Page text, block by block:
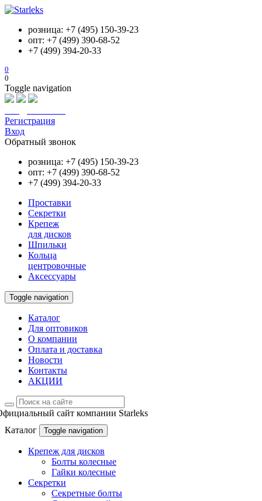
розница: +7 (495) 150-39-23
опт: +7 (499) 390-68-52
+7 (499) 394-20-33
0
0
Toggle navigation
Регистрация
Вход
Обратный звонок
розница: +7 (495) 150-39-23
опт: +7 (499) 390-68-52
+7 (499) 394-20-33
Проставки
Секретки
Крепеж
для дисков
Шпильки
Кольца
центровочные
Аксессуары
Toggle navigation
Каталог
Для оптовиков
О компании
Оплата и доставка
Новости
Контакты
АКЦИИ
сайт компании Starleks
Каталог
Toggle navigation
Крепеж для дисков
Болты колесные
Гайки колесные
Секретки
Секретные болты